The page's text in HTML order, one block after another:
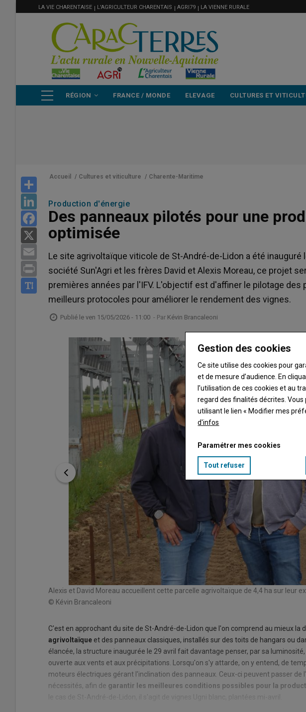
MENU
FILIÈRE
LA VIE CHARENTAISE L'AGRICULTEUR CHARENTAIS AGRI79 LA VIENNE RURALE
PRINCIPALE
RÉGION FRANCE / MONDE ELEVAGE CULTURES ET
LinkedIn
Facebook
Email
Print
Accueil / Cultures et viticulture / Charente-Maritime
Production d'énergie
Des panneaux pilotés pour une
optimisée
Le site agrivoltaïque viticole de St-André-de-Lidon a été inauguré
société Sun'Agri et les frères David et Alexis Moreau, ce projet
premières années par l'IFV. L'objectif est d'affiner le pilotage des
meilleurs protocoles pour améliorer le rendement des vignes.
Publié le ven 15/05/2026 - 11:00 - Par Kévin Brancaleoni
Alexis et David Moreau accueillent cette parcelle agrivoltaïque de 4,4 ha sur leur
© Kévin Brancaleoni
C'est en approchant du site de St-André-de-Lidon que l'on comprend au mieux la
agrivoltaïque et des panneaux classiques, installés sur des toits de hangars ou
élancée, la structure inaugurée le 29 avril fait davantage penser, par sa
ouverte aux vents et aux précipitations. Lorsqu'on s'y attarde, on y entend, de
moteurs électriques gérant l'inclination des panneaux. Ceux-ci peuvent passer de
nécessités, afin de garantir les meilleures conditions possibles pour la
le cas de St-André-de-Lidon, il s'agit de vignes Ugni blanc, plantées mi-avril.
Gestion des cookies
Ce site utilise des cookies pour
et de mesure d’audience. En
l’utilisation de ces cookies et au
regard des finalités décrites.
utilisant le lien « Modifier mes
d'infos
Paramétrer mes cookies
Tout refuser